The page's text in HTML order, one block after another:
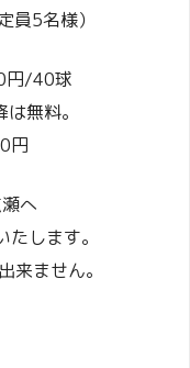
名様）
/40球
料。
へ
ます。
せん。